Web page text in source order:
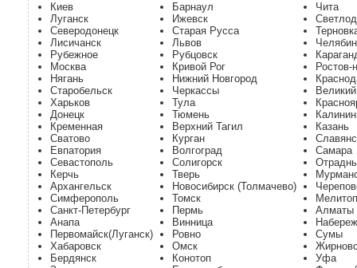
Киев
Луганск
Северодонецк
Лисичанск
Рубежное
Москва
Нягань
Старобельск
Харьков
Донецк
Кременная
Сватово
Евпатория
Севастополь
Керчь
Архангельск
Симферополь
Санкт-Петербург
Анапа
Первомайск(Луганск)
Хабаровск
Бердянск
Барнаул
Ижевск
Старая Русса
Львов
Рубцовск
Кривой Рог
Нижний Новгород
Черкассы
Тула
Тюмень
Верхний Тагил
Курган
Волгоград
Солигорск
Тверь
Новосибирск (Толмачево)
Томск
Пермь
Винница
Ровно
Омск
Конотоп
Чита
Ростов-
Казань
Самара
Алматы
Сумы
Уфа